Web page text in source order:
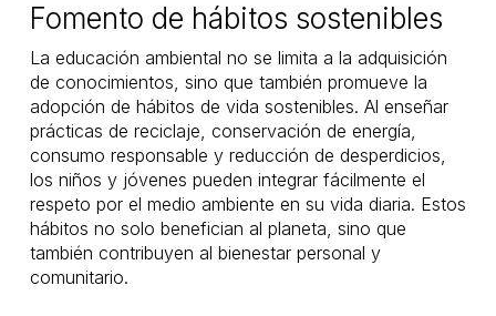
Fomento de hábitos sostenibles
La educación ambiental no se limita a la adquisición
de conocimientos, sino que también promueve la
adopción de hábitos de vida sostenibles. Al enseñar
prácticas de reciclaje, conservación de energía,
consumo responsable y reducción de desperdicios,
los niños y jóvenes pueden integrar fácilmente el
respeto por el medio ambiente en su vida diaria. Estos
hábitos no solo benefician al planeta, sino que
también contribuyen al bienestar personal y
comunitario.